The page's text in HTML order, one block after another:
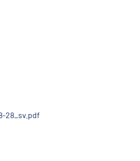
28_sv.pdf